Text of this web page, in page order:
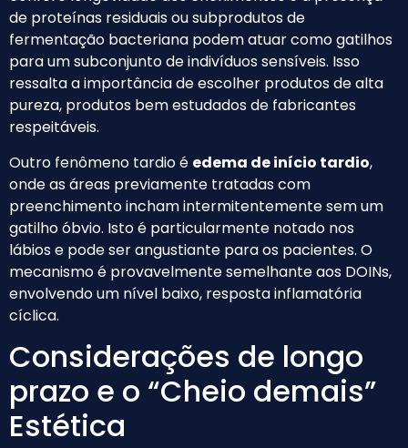
de proteínas residuais ou subprodutos de
fermentação bacteriana podem atuar como gatilhos
para um subconjunto de indivíduos sensíveis. Isso
ressalta a importância de escolher produtos de alta
pureza, produtos bem estudados de fabricantes
respeitáveis.
Outro fenômeno tardio é edema de início tardio,
onde as áreas previamente tratadas com
preenchimento incham intermitentemente sem um
gatilho óbvio. Isto é particularmente notado nos
lábios e pode ser angustiante para os pacientes. O
mecanismo é provavelmente semelhante aos DOINs,
envolvendo um nível baixo, resposta inflamatória
cíclica.
Considerações de longo
prazo e o “Cheio demais”
Estética